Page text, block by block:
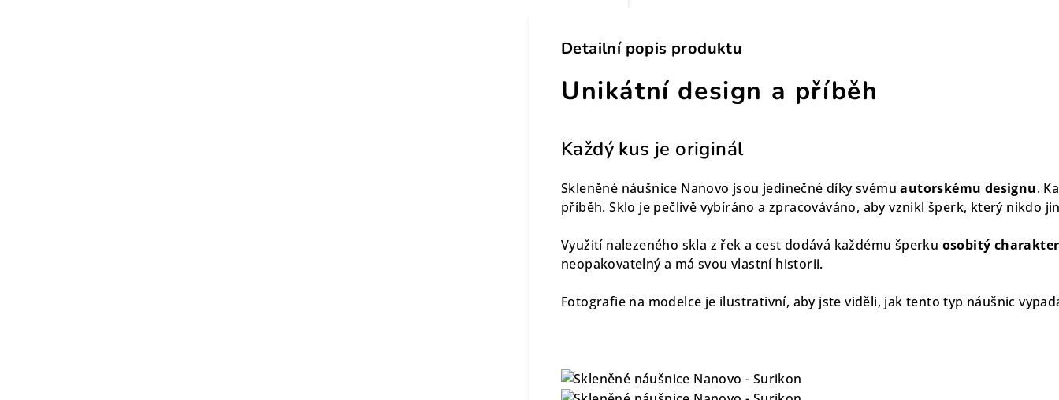
Detailní popis produktu
Unikátní design a příběh
Každý kus je originál
Skleněné náušnice Nanovo jsou jedinečné díky svémuautorskému designu.
příběh. Sklo je pečlivě vybíráno a zpracováváno, aby vznikl šperk, který nikdo
Využití nalezeného skla z řek a cest dodává každému šperku osobitý charakter
neopakovatelný a má svou vlastní historii.
Fotografie na modelce je ilustrativní, aby jste viděli, jak tento typ náušnic